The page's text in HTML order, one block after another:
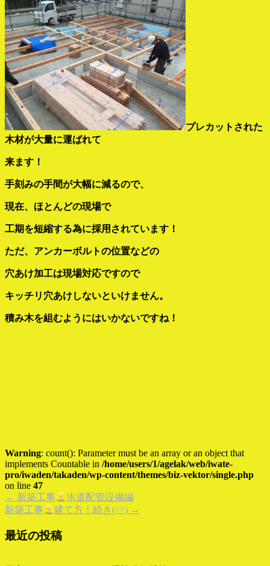
プレカットされた
木材が大量に運ばれて
来ます！
手刻みの手間が大幅に減るので、
現在、ほとんどの現場で
工期を短縮する為に採用されています！
ただ、アンカーボルトの位置などの
穴あけ加工は現場対応ですので
キッチリ穴あけしないといけません。
積み木を組むようにはいかないですね！
Warning: count(): Parameter must be an array or an object that
implements Countable in /home/users/1/agelak/web/iwate-
pro/iwaden/takaden/wp-content/themes/biz-vektor/single.php
on line 47
← 新築工事
水道配管設備編
新築工事
建て方！続き(^^) →
最近の投稿